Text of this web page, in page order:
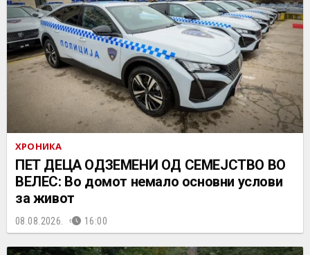
ХРОНИКА
ПЕТ ДЕЦА ОДЗЕМЕНИ ОД СЕМЕЈСТВО ВО
ВЕЛЕС: Во домот немало основни услови
за живот
08.08.2026. 16:00